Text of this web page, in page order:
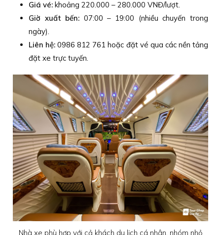
Giá vé:khoảng 220.000 – 280.000 VNĐ/lượt.
Giờ xuất bến: 07:00 – 19:00 (nhiều chuyến trong
ngày).
Liên hệ: 0986 812 761 hoặc đặt vé qua các nền tảng
đặt xe trực tuyến.
Nhà xe phù hợp với cả khách du lịch cá nhân, nhóm nhỏ